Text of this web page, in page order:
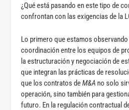
¿Qué está pasando en este tipo de
confrontan con las exigencias de la
Lo primero que estamos
coordinación entre los equipos de
la estructuración y negociación de
que integran las prácticas de
que los contratos deM&A no solo
operación, sino también para
futuro. En la regulación contractual